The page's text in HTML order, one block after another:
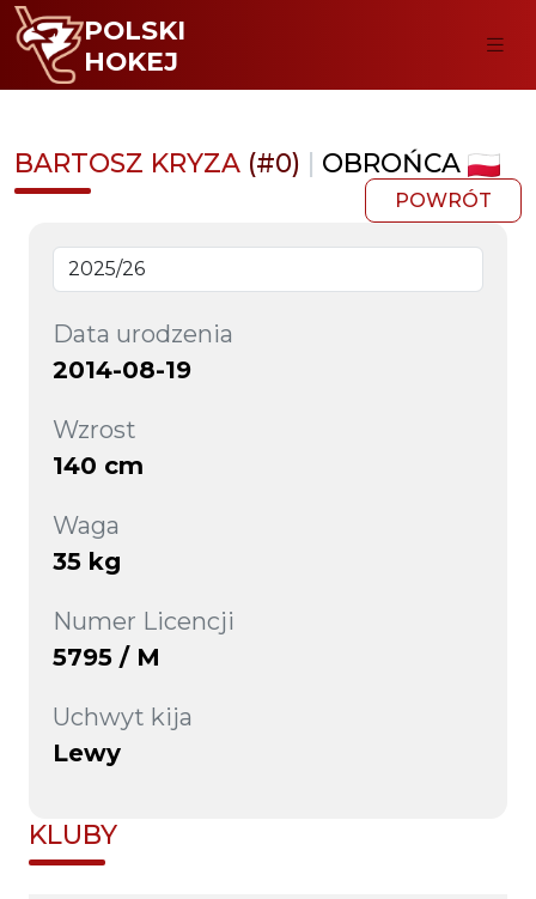
POLSKI
HOKEJ
BARTOSZ KRYZA (#0) | OBROŃCA
POWRÓT
Data urodzenia
2014-08-19
Wzrost
140 cm
Waga
35 kg
Numer Licencji
5795 / M
Uchwyt kija
Lewy
KLUBY